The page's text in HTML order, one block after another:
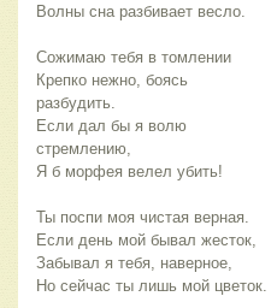
Волны сна разбивает весло.
Сожимаю тебя в томлении
Крепко нежно, боясь
разбудить.
Если дал бы я волю
стремлению,
Я б морфея велел убить!
Ты поспи моя чистая верная.
Если день мой бывал жесток,
Забывал я тебя, наверное,
Но сейчас ты лишь мой цветок.